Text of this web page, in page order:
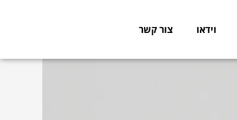
וידאו צור קשר